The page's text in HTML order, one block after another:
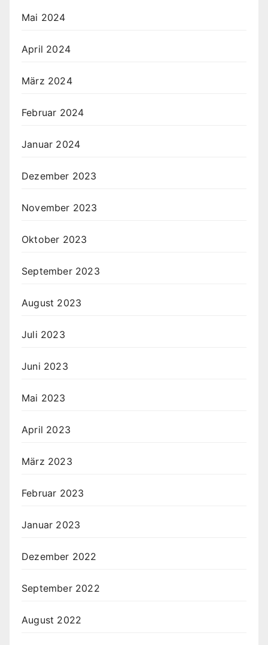
Mai 2024
April 2024
März 2024
Februar 2024
Januar 2024
Dezember 2023
November 2023
Oktober 2023
September 2023
August 2023
Juli 2023
Juni 2023
Mai 2023
April 2023
März 2023
Februar 2023
Januar 2023
Dezember 2022
September 2022
August 2022